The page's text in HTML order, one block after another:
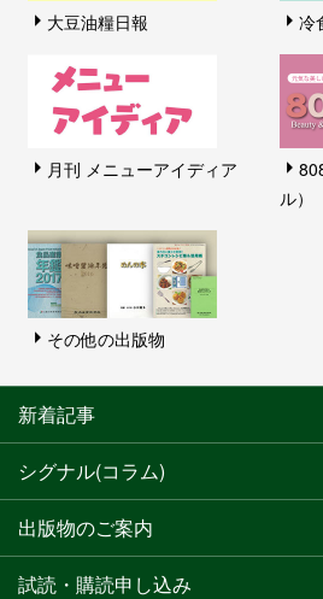
大豆油糧日報 冷
月刊 メニューアイディア
ル）
その他の出版物
新着記事
シグナル(コラム)
出版物のご案内
試読・購読申し込み